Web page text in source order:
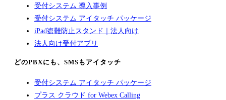
受付システム 導入事例
受付システム アイタッチ パッケージ
iPad盗難防止スタンド｜法人向け
法人向け受付アプリ
どのPBXにも、SMSもアイタッチ
受付システム アイタッチ パッケージ
プラス クラウド for Webex Calling